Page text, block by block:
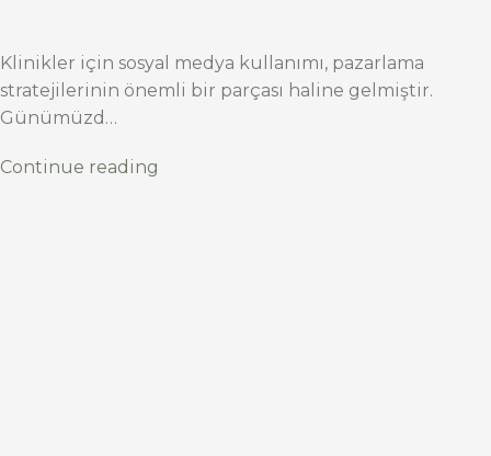
Klinikler için sosyal medya kullanımı, pazarlama
stratejilerinin önemli bir parçası haline gelmiştir.
Günümüzd…
Continue reading